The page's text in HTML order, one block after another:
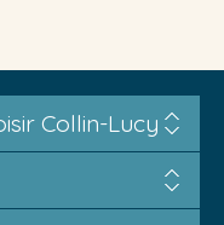
Collin-Lucy